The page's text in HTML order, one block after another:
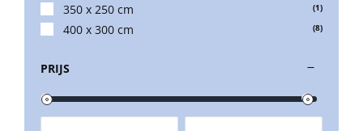
Umbrosa en Paraflex parasoldoeken
Onze merken
350 x 250 cm (1)
400 x 300 cm (8)
PRIJS